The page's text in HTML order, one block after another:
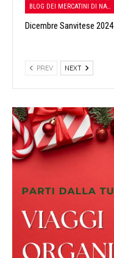
BLOG DEI MERCATINI DI NATALE
Dicembre Sanvitese 2024
PREV NEXT